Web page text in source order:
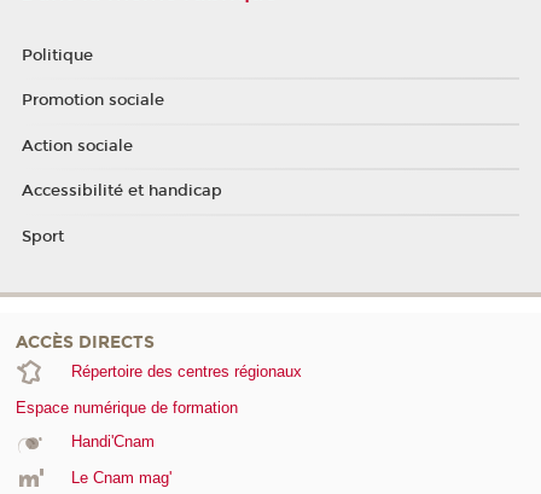
Politique
Promotion sociale
Action sociale
Accessibilité et handicap
Sport
ACCÈS DIRECTS
Répertoire des centres régionaux
Espace numérique de formation
Handi'Cnam
Le Cnam mag'